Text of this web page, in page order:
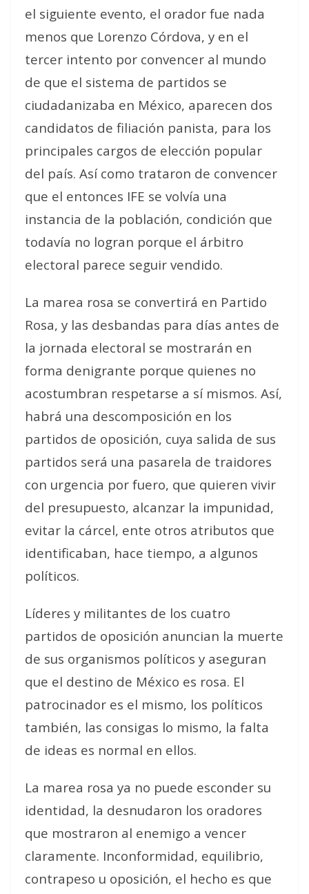
el siguiente evento, el orador fue nada
menos que Lorenzo Córdova, y en el
tercer intento por convencer al mundo
de que el sistema de partidos se
ciudadanizaba en México, aparecen dos
candidatos de filiación panista, para los
principales cargos de elección popular
del país. Así como trataron de convencer
que el entonces IFE se volvía una
instancia de la población, condición que
todavía no logran porque el árbitro
electoral parece seguir vendido.
La marea rosa se convertirá en Partido
Rosa, y las desbandas para días antes de
la jornada electoral se mostrarán en
forma denigrante porque quienes no
acostumbran respetarse a sí mismos. Así,
habrá una descomposición en los
partidos de oposición, cuya salida de sus
partidos será una pasarela de traidores
con urgencia por fuero, que quieren vivir
del presupuesto, alcanzar la impunidad,
evitar la cárcel, ente otros atributos que
identificaban, hace tiempo, a algunos
políticos.
Líderes y militantes de los cuatro
partidos de oposición anuncian la muerte
de sus organismos políticos y aseguran
que el destino de México es rosa. El
patrocinador es el mismo, los políticos
también, las consigas lo mismo, la falta
de ideas es normal en ellos.
La marea rosa ya no puede esconder su
identidad, la desnudaron los oradores
que mostraron al enemigo a vencer
claramente. Inconformidad, equilibrio,
contrapeso u oposición, el hecho es que